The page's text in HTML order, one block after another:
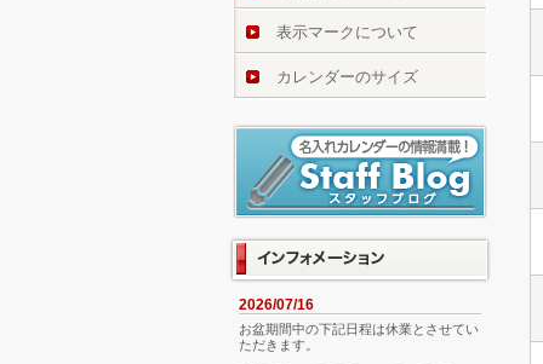
表示マークについて
カレンダーのサイズ
2026/07/16
お盆期間中の下記日程は休業とさせてい
ただきます。